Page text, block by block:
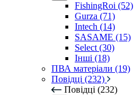
FishingRoi (52)
Gurza (71)
Intech (14)
SASAME (15)
Select (30)
Інші (18)
ПВА матеріали (19)
Повідці (232)
Повідці (232)